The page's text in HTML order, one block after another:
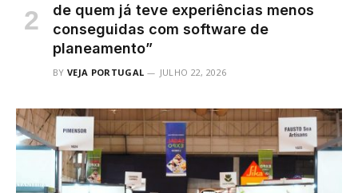
de quem já teve experiências menos
conseguidas com software de
planeamento”
BY VEJA PORTUGAL JULHO 22, 2026